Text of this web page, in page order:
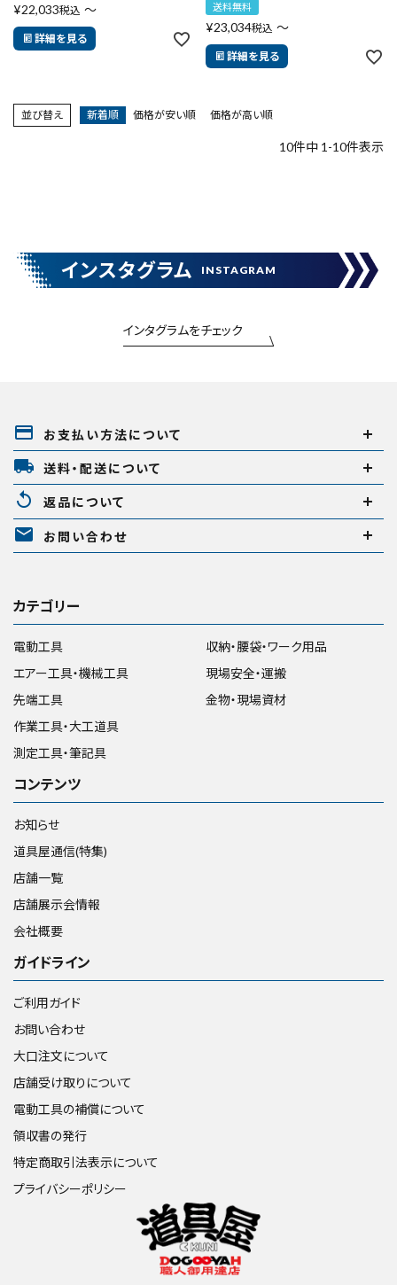
¥22,033税込 〜
詳細を見る
送料無料
¥23,034税込 〜
詳細を見る
並び替え 新着順 価格が安い順 価格が高い順
10件中 1 -10件表示
インスタグラム INSTAGRAM
インタグラムをチェック
payment お支払い方法について
local_shipping 送料・配送について
replay 返品について
mail お問い合わせ
カテゴリー
電動工具
エアー工具・機械工具
先端工具
作業工具・大工道具
測定工具・筆記具
収納・腰袋・ワーク用品
現場安全・運搬
金物・現場資材
コンテンツ
お知らせ
道具屋通信(特集)
店舗一覧
店舗展示会情報
会社概要
ガイドライン
ご利用ガイド
お問い合わせ
大口注文について
店舗受け取りについて
電動工具の補償について
領収書の発行
特定商取引法表示について
プライバシーポリシー